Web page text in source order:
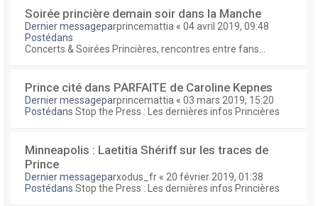
Soirée princière demain soir dans la Manche
Dernier messageparprincemattia « 04 avril 2019, 09:48
Postédans
Concerts & Soirées Princières, rencontres entre fans...
Prince cité dans PARFAITE de Caroline Kepnes
Dernier messageparprincemattia « 03 mars 2019, 15:20
Postédans Stop the Press : Les dernières infos Princières
Minneapolis : Laetitia Shériff sur les traces de
Prince
Dernier messageparxodus_fr « 20 février 2019, 01:38
Postédans Stop the Press : Les dernières infos Princières